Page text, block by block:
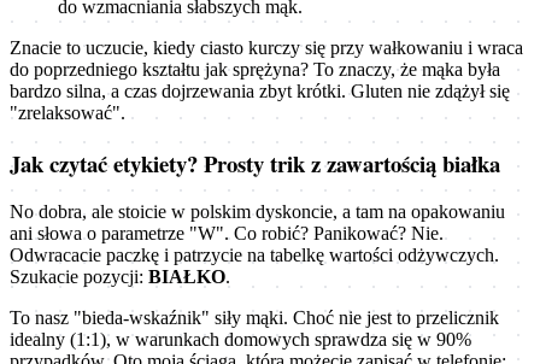
do wzmacniania słabszych mąk.
Znacie to uczucie, kiedy ciasto kurczy się przy wałkowaniu i wraca
do poprzedniego kształtu jak sprężyna? To znaczy, że mąka była
bardzo silna, a czas dojrzewania zbyt krótki. Gluten nie zdążył się
"zrelaksować".
Jak czytać etykiety? Prosty trik z zawartością białka
No dobra, ale stoicie w polskim dyskoncie, a tam na opakowaniu
ani słowa o parametrze "W". Co robić? Panikować? Nie.
Odwracacie paczkę i patrzycie na tabelkę wartości odżywczych.
Szukacie pozycji: BIAŁKO.
To nasz "bieda-wskaźnik" siły mąki. Choć nie jest to przelicznik
idealny (1:1), w warunkach domowych sprawdza się w 90%